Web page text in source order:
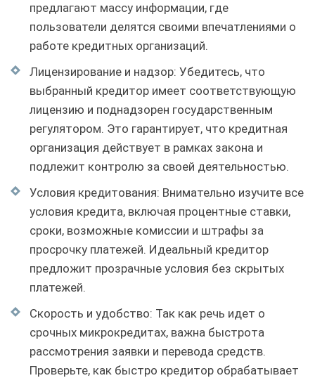
предлагают массу информации, где
пользователи делятся своими впечатлениями о
работе кредитных организаций.
Лицензирование и надзор: Убедитесь, что
выбранный кредитор имеет соответствующую
лицензию и поднадзорен государственным
регулятором. Это гарантирует, что кредитная
организация действует в рамках закона и
подлежит контролю за своей деятельностью.
Условия кредитования: Внимательно изучите все
условия кредита, включая процентные ставки,
сроки, возможные комиссии и штрафы за
просрочку платежей. Идеальный кредитор
предложит прозрачные условия без скрытых
платежей.
Скорость и удобство: Так как речь идет о
срочных микрокредитах, важна быстрота
рассмотрения заявки и перевода средств.
Проверьте, как быстро кредитор обрабатывает